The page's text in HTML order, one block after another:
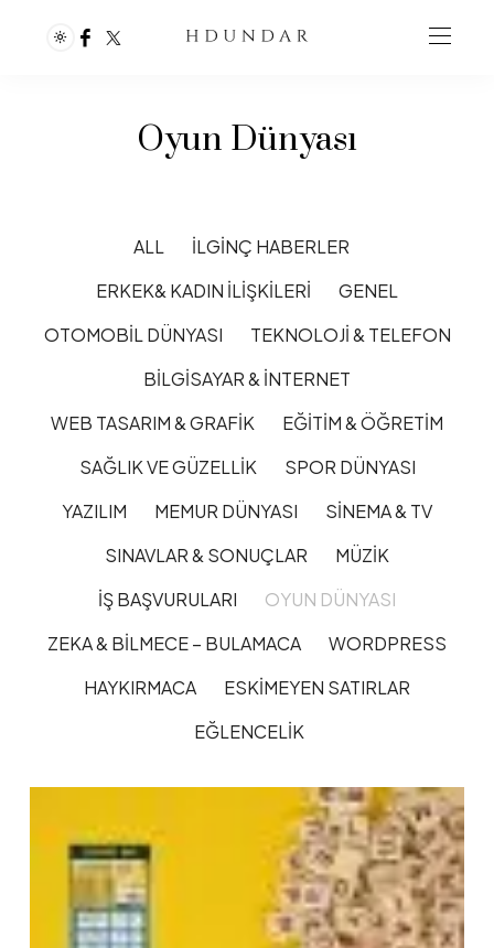
Oyun Dünyası
ALL
İLGINÇ HABERLER
ERKEK& KADIN İLIŞKILERI
GENEL
OTOMOBIL DÜNYASI
TEKNOLOJI & TELEFON
BILGISAYAR & İNTERNET
WEB TASARIM & GRAFIK
EĞITIM & ÖĞRETIM
SAĞLIK VE GÜZELLIK
SPOR DÜNYASI
YAZILIM
MEMUR DÜNYASI
SINEMA & TV
SINAVLAR & SONUÇLAR
MÜZIK
İŞ BAŞVURULARI
OYUN DÜNYASI
ZEKA & BILMECE – BULAMACA
WORDPRESS
HAYKIRMACA
ESKIMEYEN SATIRLAR
EĞLENCELIK